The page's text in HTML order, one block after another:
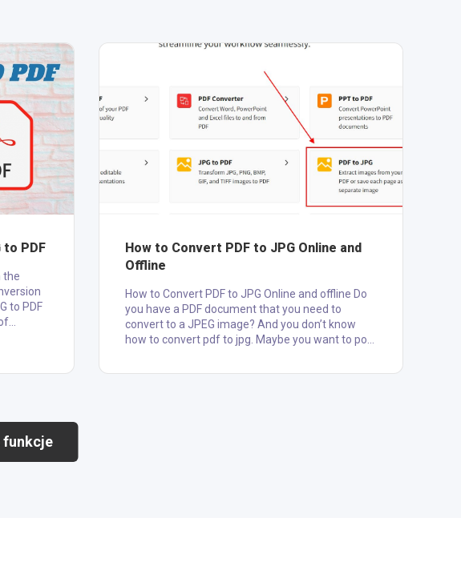
PDF
the
to PDF
How to Convert PDF to JPG Online and
Offline
How to Convert PDF to JPG Online and offline Do
you have a PDF document that you need to
convert to a JPEG image? And you don’t know
how to convert pdf to jpg. Maybe you want to post
funkcje